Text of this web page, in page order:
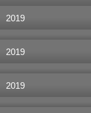
2019
2019
2019